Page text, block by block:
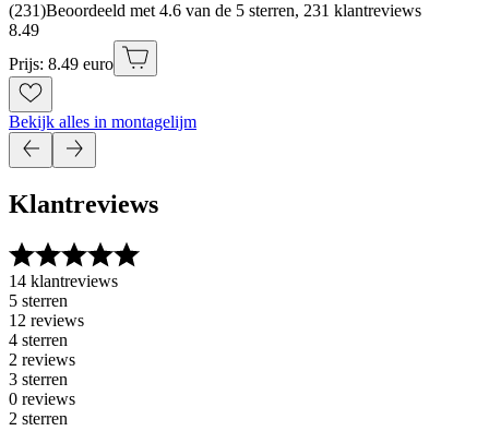
(231)Beoordeeld met 4.6 van de 5 sterren, 231 klantreviews
8.49
Prijs: 8.49 euro
Bekijk alles in montagelijm
Klantreviews
14 klantreviews
5 sterren
12 reviews
4 sterren
2 reviews
3 sterren
0 reviews
2 sterren